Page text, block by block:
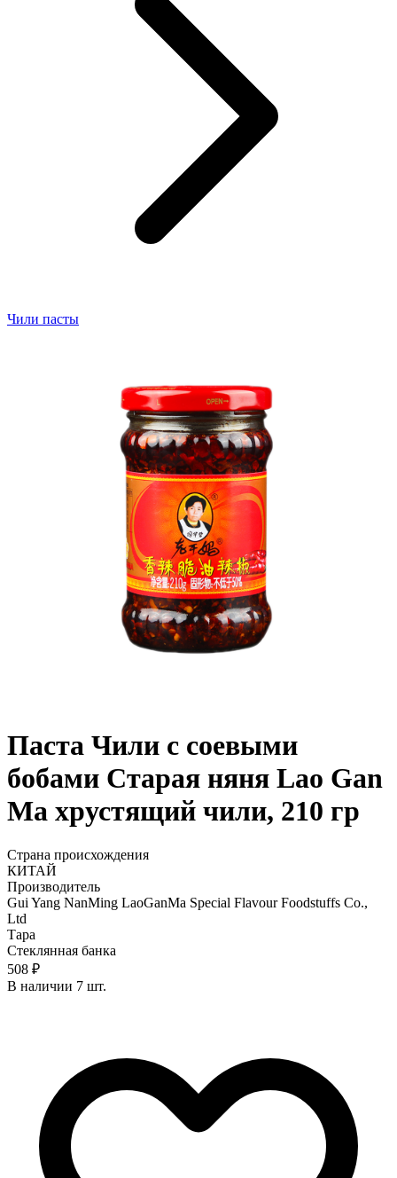
Чили пасты
Паста Чили с соевыми
бобами Старая няня Lao Gan
Ma хрустящий чили, 210 гр
Страна происхождения
КИТАЙ
Производитель
Gui Yang NanMing LaoGanMa Special Flavour Foodstuffs Co.,
Ltd
Тара
Стеклянная банка
508 ₽
В наличии 7 шт.